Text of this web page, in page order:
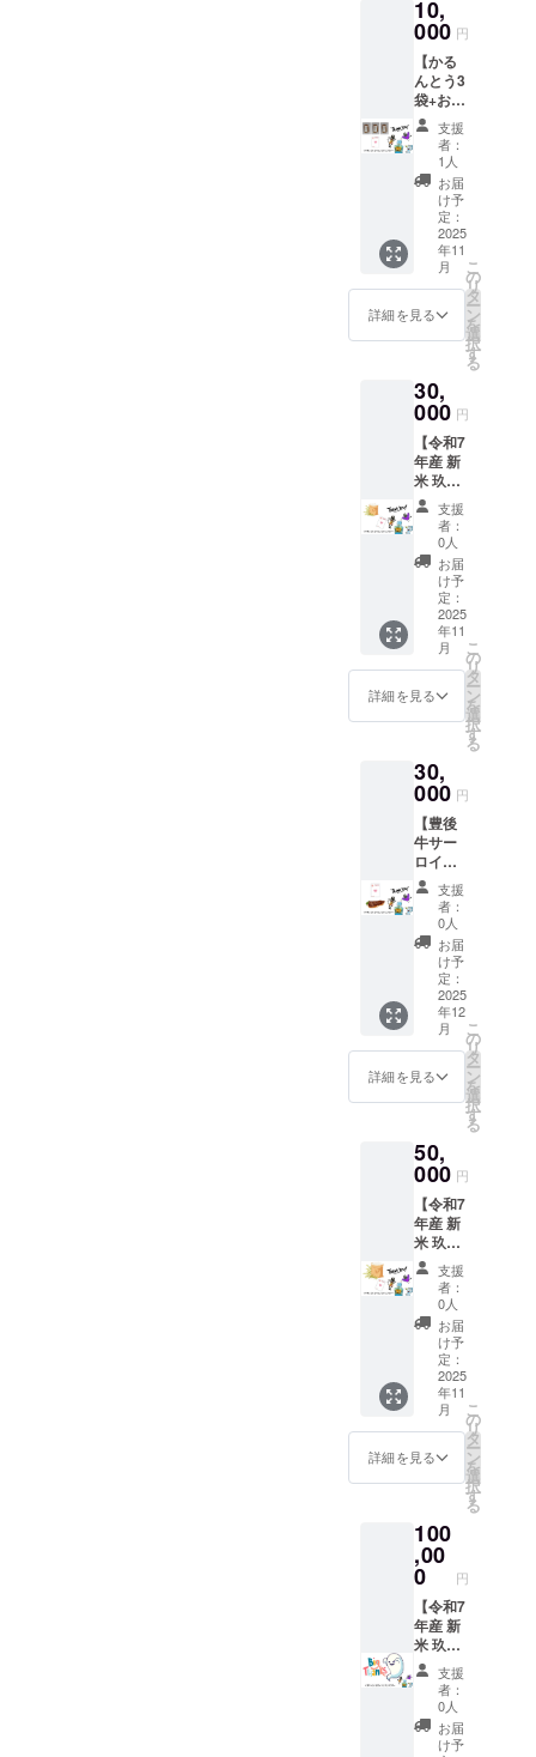
法：直
射日
光、高
温多湿
を避け
常温で
保存 ・
賞味期
限：製
造日か
ら50日
・原材
料：小
麦粉
（国内
造）、
砂糖、
な粉
（国内
製
造）、
塩/重曹
・添加
物表
示、ア
レル
ギー表
示：一
部に小
麦・大
豆・卵
を含む
口食べ
ればふ
るさと
の風景
が広が
るよう
な味わ
いで
す。 ご
自宅で
炊きた
てを味
わえ
ば、ま
るで玖
珠に旅
したよ
「玖珠
の味を
ご自宅
で」、
どうぞ
お楽し
みくだ
さい。
「原材
料及び
添加物
等の食
品表示
はお届
け商品
ルに表
記され
枚）と
お礼の
ポスト
カード
を送付
いたし
ます。
地元で
愛され
る『お
食事処
金太
郎』で
使える
お食事
券で
す。 大
や、や
さしい
味わい
の 団子
汁 な
ど、郷
土の味
を気軽
に楽し
んでい
ただけ
ます。
地元の
方はも
ちろ
ん、イ
ベント
にもお
すす
め！ ・
食事券
は、玖
珠町の
『お食
事処金
太郎』
でご利
用いた
だけま
す。 ・
現金へ
の交換
ませ
ん。お
ん。 ・
有効期
間：
2026年
10月31
日まで
10,
000 円
【かる
んとう3
袋+お礼
のポス
トカー
ド】 お
礼のポ
スト
カー
ド・玖
珠町
で“くす
まちお
やつ研
究所”が
作って
『タン
サンか
るんと
う』3袋
とお礼
のポス
トカー
ドをお
送りい
たしま
す。
【食
品】 タ
ンサン
かるん
とう：
粗塩が
とうで
す ・名
称：か
りんと
う ・重
量：約
90g ・
保存方
法：直
射日
光、高
温多湿
を避け
常温で
保存 ・
賞味期
限：製
料：小
麦粉
（国内
製
造）、
砂糖、
卵、
油、き
な粉
（国内
造）、
塩/重曹
・添加
物表
レル
ギー表
麦・大
豆・卵
を含む
支援
者：
1人
お届
け予
定：
2025
年11
月
詳細を見る
こ
の
リ
タ
ー
ン
を
選
択
す
る
30,
000 円
【令和7
年産 新
米 玖珠
盆地育
ち ２
kg+お礼
のポス
トカー
ド】 豊
かな自
然に囲
まれた
玖珠盆
地 で
育っ
た、令
の新米
２kgと
お礼の
ポスト
カード
をお届
けしま
す。 昼
夜の寒
暖差と
清らか
な水が
育むお
米は、
つやや
かで甘
みがあ
るさと
の風景
が広が
るよう
な味わ
いで
す。 ご
自宅で
炊きた
てを味
わえ
ば、ま
るで玖
珠に旅
したよ
うな気
持ち
ご自宅
で」、
どうぞ
お楽し
みくだ
さい。
「原材
料及び
添加物
等の食
品表示
はお届
支援
者：
0人
お届
け予
定：
2025
年11
月
詳細を見る
こ
の
リ
タ
ー
ン
を
選
択
す
る
30,
000 円
【豊後
牛サー
ロイン
ステー
キ
200g×2
枚＋お
礼のポ
スト
カー
ド】 大
分県が
誇るブ
ランド
牛「豊
後牛」
のポス
トカー
ドを送
付いた
しま
す。 き
め細や
かな霜
降り
と、口
の中で
とろけ
るよう
な柔ら
かさは
格別。
ご自宅
をご堪
能くだ
さい。
※冷蔵ま
たは冷
凍での
お届け
になり
ます。
※発送は
イベン
ト終了
支援
者：
0人
お届
け予
定：
2025
年12
月
詳細を見る
こ
の
リ
タ
ー
ン
を
選
択
す
る
50,
000 円
【令和7
年産 新
米 玖珠
盆地育
ち お米
５kg+お
礼のポ
スト
カー
ド】 豊
かな自
然に囲
まれた
玖珠盆
地 で
育っ
和7年産
の新米
５kgと
お礼の
ポスト
カード
をお届
けしま
す。 昼
夜の寒
暖差と
清らか
支援
者：
0人
お届
け予
定：
2025
年11
月
詳細を見る
こ
の
リ
タ
ー
ン
を
選
択
す
る
100
,00
0 円
【令和7
年産 新
米 玖珠
盆地育
ち お米
30kg+
お礼の
ポスト
支援
者：
0人
お届
け予